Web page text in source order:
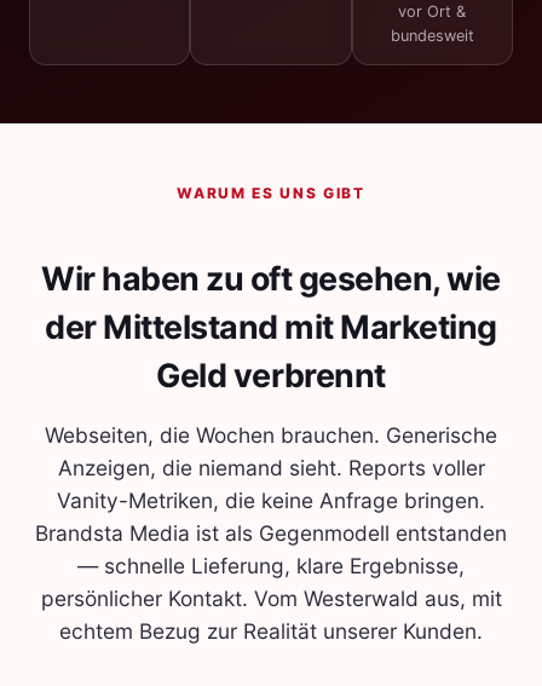
vor Ort &
bundesweit
WARUM ES UNS GIBT
Wir haben zu oft gesehen, wie
der Mittelstand mit Marketing
Geld verbrennt
Webseiten, die Wochen brauchen. Generische
Anzeigen, die niemand sieht. Reports voller
Vanity-Metriken, die keine Anfrage bringen.
Brandsta Media ist als Gegenmodell entstanden
— schnelle Lieferung, klare Ergebnisse,
persönlicher Kontakt. Vom Westerwald aus, mit
echtem Bezug zur Realität unserer Kunden.